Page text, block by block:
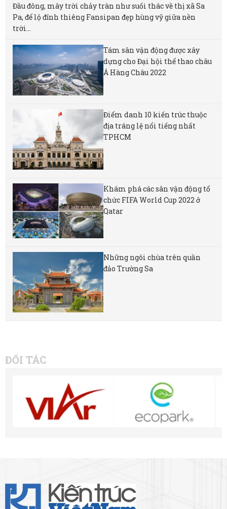
Đầu đông, mây trời chảy tràn như suối thác về thị xã Sa
Pa, để lộ đỉnh thiêng Fansipan đẹp hùng vỹ giữa nền
trời...
Tám sân vận động được xây
dựng cho Đại hội thể thao châu
Á Hàng Châu 2022
Điểm danh 10 kiến trúc thuộc
địa tráng lệ nổi tiếng nhất
TPHCM
Khám phá các sân vận động tổ
chức FIFA World Cup 2022 ở
Qatar
Những ngôi chùa trên quần
đảo Trường Sa
ĐỐI TÁC